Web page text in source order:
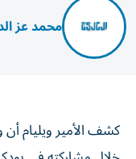
محمد عز
كشف الأمير ويليام أن